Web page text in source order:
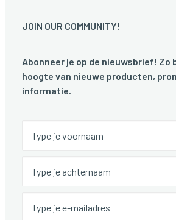
JOIN OUR COMMUNITY!
Abonneer je op de nieuwsbrief! Zo
hoogte van nieuwe producten,
informatie.